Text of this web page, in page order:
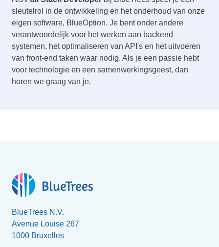
sleutelrol in de ontwikkeling en het onderhoud van onze
eigen software, BlueOption. Je bent onder andere
verantwoordelijk voor het werken aan backend
systemen, het optimaliseren van API's en het uitvoeren
van front-end taken waar nodig. Als je een passie hebt
voor technologie en een samenwerkingsgeest, dan
horen we graag van je.
BlueTrees N.V.
Avenue Louise 267
1000 Bruxelles